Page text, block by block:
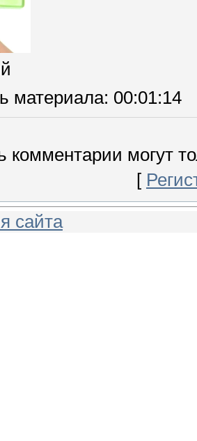
материала: 00:01:14
комментарии могут
[
сайта